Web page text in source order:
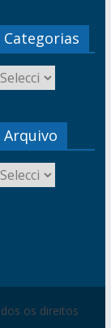
Categorias
Arquivo
os direitos